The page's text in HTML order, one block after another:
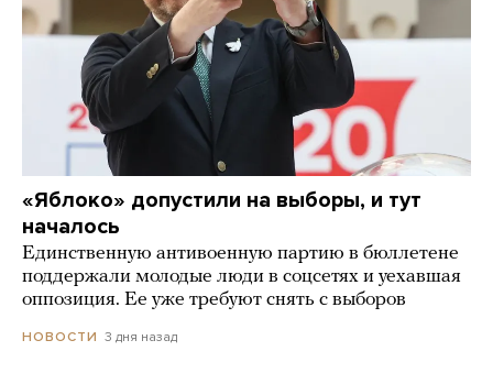
«Яблоко» допустили на выборы, и тут
началось
Единственную антивоенную партию в бюллетене
поддержали молодые люди в соцсетях и уехавшая
оппозиция. Ее уже требуют снять с выборов
НОВОСТИ 3 дня назад